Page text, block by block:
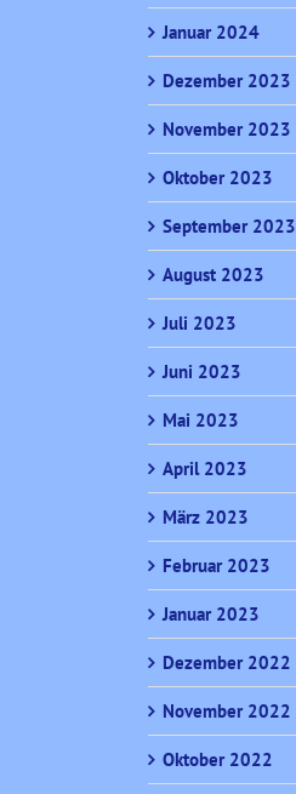
Januar 2024
Dezember 2023
November 2023
Oktober 2023
September 2023
August 2023
Juli 2023
Juni 2023
Mai 2023
April 2023
März 2023
Februar 2023
Januar 2023
Dezember 2022
November 2022
Oktober 2022